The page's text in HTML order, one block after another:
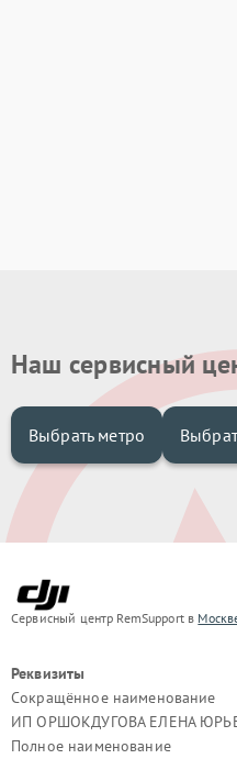
Наш сервисный
Выбрать метро
Сервисный центр RemSupport в
Реквизиты
Сокращённое наименование
ИП ОРШОКДУГОВА ЕЛЕНА
Полное наименование